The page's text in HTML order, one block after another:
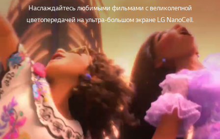
Наслаждайтесь любимыми фильмами с великолепной
цветопередачей на ультра-большом экране LG NanoCell.